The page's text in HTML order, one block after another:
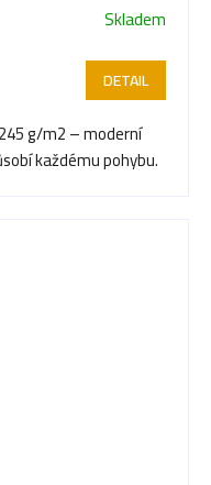
Skladem
DETAIL
g/m2 – moderní
každému pohybu.